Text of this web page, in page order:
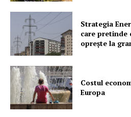
Strategia
care pretinde
oprește la
Costul
Europa